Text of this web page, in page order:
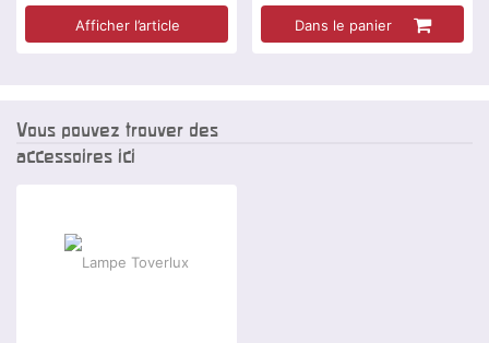
Afficher l’article Dans le panier
Vous pouvez trouver des
accessoires ici
-7 %